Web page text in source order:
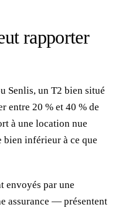
rapporter
Senlis, un T2 bien situé
entre 20 % et 40 % de
à une location nue
bien inférieur à ce que
envoyés par une
assurance — présentent